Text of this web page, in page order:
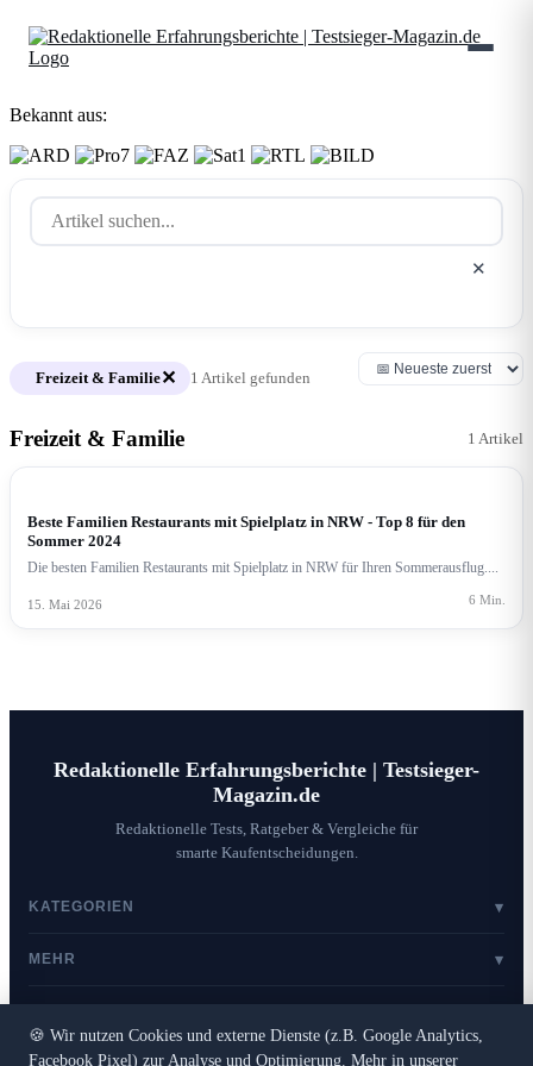
Bekannt aus:
✕
Freizeit & Familie✕ 1 Artikel gefunden
Freizeit & Familie 1 Artikel
Beste Familien Restaurants mit Spielplatz in NRW - Top 8 für den
Sommer 2024
Die besten Familien Restaurants mit Spielplatz in NRW für Ihren Sommerausflug....
15. Mai 2026 6 Min.
Redaktionelle Erfahrungsberichte | Testsieger-
Magazin.de
Redaktionelle Tests, Ratgeber & Vergleiche für
smarte Kaufentscheidungen.
KATEGORIEN
▾
Mode & Lifestyle
Haus & Garten
Beziehung & Liebe
MEHR
▾
Event einreichen
Impressum
🍪 Wir nutzen Cookies und externe Dienste (z.B. Google Analytics,
Facebook Pixel) zur Analyse und Optimierung. Mehr in unserer